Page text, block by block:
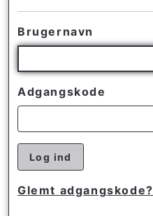
Brugernavn
Adgangskode
Log ind
Glemt adgangskode?